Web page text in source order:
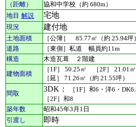
（距離）
協和中学校（約 680m）
地目 解説 宅地
現況 建付地
土地面積
［公簿］ 85.77㎡（約 25.94坪）
道路
［東側］私道 幅員約11m
構造
木造瓦葺 ２階建
建物面積
［1F］ 50.25㎡ ［2F］ 21.01㎡
［延］ 71.26㎡（約 21.55坪）
間取
3DK：
［1F］和6・洋6・
［2F］和8
築年数
昭和45年3月1日
引渡し
即時